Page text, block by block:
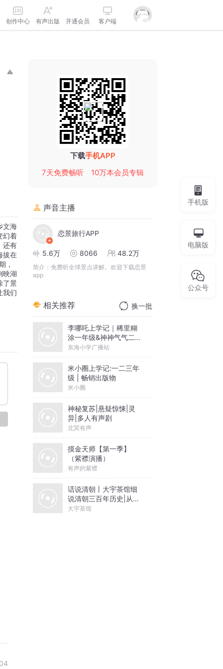
创作中心 有声出版 开通会员 客户端
文海
幻着
还有
拔在
，
映湖
了景
我们
下载手机APP
7天免费畅听
10万本会员专辑
声音主播
恋景旅行APP
5.6万 8066 48.2万
简介： 免费听全球景点讲解。欢迎下载恋景
app
相关推荐 换一批
李哪吒上学记｜稀里糊
涂一年级&神神气气二年
级
东海小学广播站
米小圈上学记:一二三年
级 | 畅销出版物
米小圈
神秘复苏|悬疑惊悚|灵
异|多人有声剧
北冥有声
摸金天师【第一季】
（紫襟演播）
有声的紫襟
话说清朝丨大宇茶馆细
说清朝三百年历史|从努
尔哈赤到末代皇帝溥仪|
大宇茶馆
手机版
电脑版
公众号